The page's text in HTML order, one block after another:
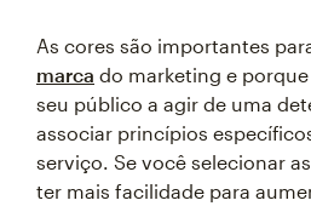
As cores são importantes
marca do marketing e
seu público a agir de uma
associar princípios
serviço. Se você selecionar
ter mais facilidade para